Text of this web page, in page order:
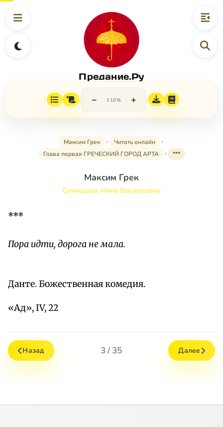
Предание.Ру
− 110% +
Максим Грек
Читать онлайн
Глава первая ГРЕЧЕСКИЙ ГОРОД АРТА
***
Максим Грек
Синицына, Нина Васильевна
***
Пора идти, дорога не мала.
Данте. Божественная комедия.
«Ад», IV, 22
Назад 3 / 35 Далее